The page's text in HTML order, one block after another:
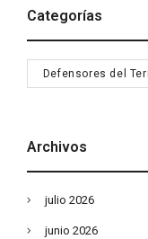
Categorías
Categorías
Archivos
julio 2026
junio 2026